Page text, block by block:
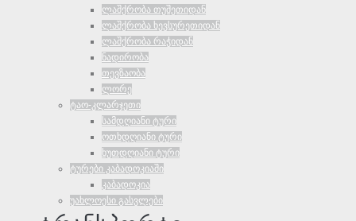
ლაშქრობა თუშეთიდან
ლაშქრობა ხევსურეთიდან
ლაშქრობა რაჭიდან
ნადირობა
თევზაობა
ლორე
ტაო-კლარჯეთი
სამდღიანი ტური
ოთხდღიანი ტური
ხუთდღიანი ტური
ტურები კაბადოკიაში
კაბადოკია
უახლოესი გასვლები